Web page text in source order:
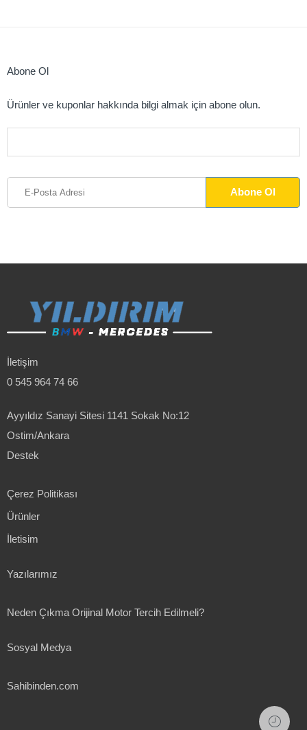
Abone Ol
Ürünler ve kuponlar hakkında bilgi almak için abone olun.
İletişim
0 545 964 74 66
Ayyıldız Sanayi Sitesi 1141 Sokak No:12
Ostim/Ankara
Destek
Çerez Politikası
Ürünler
İletisim
Yazılarımız
Neden Çıkma Orijinal Motor Tercih Edilmeli?
Sosyal Medya
Sahibinden.com